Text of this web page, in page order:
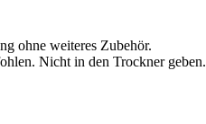
ohne weiteres Zubehör.
Nicht in den Trockner geben.